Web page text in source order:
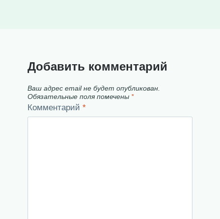
Добавить комментарий
Ваш адрес email не будет опубликован.
Обязательные поля помечены *
Комментарий *